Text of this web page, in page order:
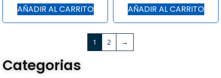
Categorias
AÑADIR AL CARRITO
AÑADIR AL CARRITO
1 2 →